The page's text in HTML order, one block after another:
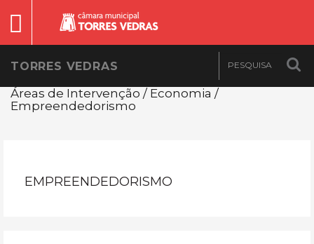
TORRES VEDRAS
Áreas de Intervenção / Economia /
Empreendedorismo
EMPREENDEDORISMO